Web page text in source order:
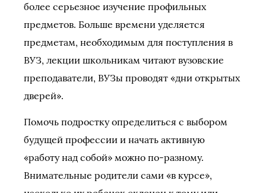
более серьезное изучение профильных
предметов. Больше времени уделяется
предметам, необходимым для поступления в
ВУЗ, лекции школьникам читают вузовские
преподаватели, ВУЗы проводят «дни открытых
дверей».
Помочь подростку определиться с выбором
будущей профессии и начать активную
«работу над собой» можно по-разному.
Внимательные родители сами «в курсе»,